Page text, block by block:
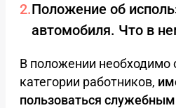
Положение об
автомобиля. Что в
В положении необходимо
категории работников,
пользоваться